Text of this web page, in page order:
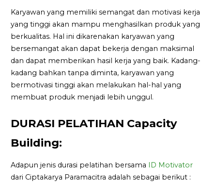
Karyawan yang memiliki semangat dan motivasi kerja
yang tinggi akan mampu menghasilkan produk yang
berkualitas. Hal ini dikarenakan karyawan yang
bersemangat akan dapat bekerja dengan maksimal
dan dapat memberikan hasil kerja yang baik. Kadang-
kadang bahkan tanpa diminta, karyawan yang
bermotivasi tinggi akan melakukan hal-hal yang
membuat produk menjadi lebih unggul.
DURASI PELATIHAN Capacity
Building:
Adapun jenis durasi pelatihan bersama ID Motivator
dari Ciptakarya Paramacitra adalah sebagai berikut :